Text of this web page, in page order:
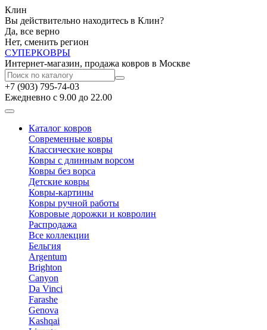
Клин
Вы действительно находитесь в Клин?
Да, все верно
Нет, сменить регион
СУПЕРКОВРЫ
Интернет-магазин, продажа ковров в Москве
+7 (903) 795-74-03
Ежедневно с 9.00 до 22.00
Каталог ковров
Современные ковры
Классические ковры
Ковры с длинным ворсом
Ковры без ворса
Детские ковры
Ковры-картины
Ковры ручной работы
Ковровые дорожки и ковролин
Распродажа
Все коллекции
Бельгия
Argentum
Brighton
Canyon
Da Vinci
Farashe
Genova
Kashqai